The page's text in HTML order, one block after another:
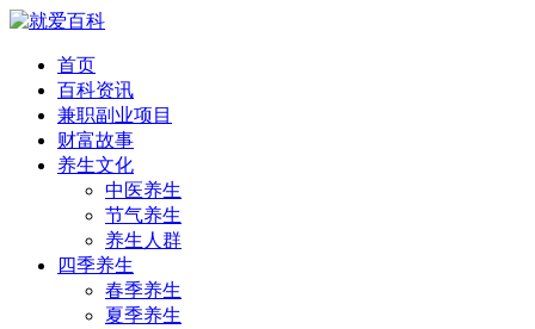
首页
百科资讯
兼职副业项目
财富故事
养生文化
中医养生
节气养生
养生人群
四季养生
春季养生
夏季养生